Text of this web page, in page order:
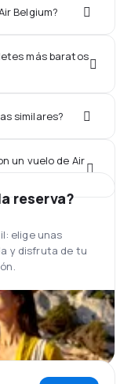
Belgium?
más baratos
similares?
un vuelo de Air
reserva?
elige unas
y disfruta de tu